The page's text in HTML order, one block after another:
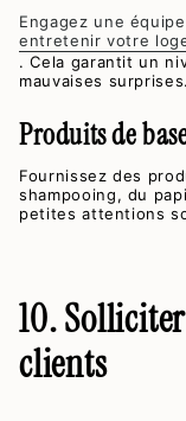
Engagez une
entretenir votre
. Cela garantit un
mauvaises surprises.
Produits de
Fournissez des
shampooing, du
petites attentions
10.
clients